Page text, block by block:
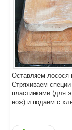
Оставляем лосося
Стряхиваем
пластинками (для
нож) и подаем с